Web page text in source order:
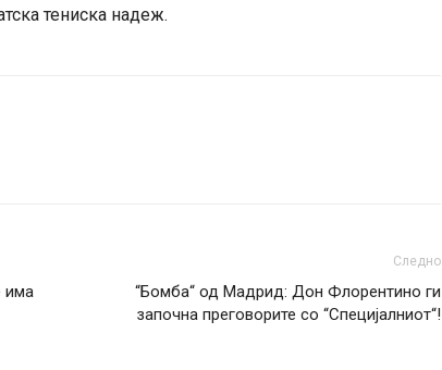
тениска надеж.
има
Следно
“Бомба“ од Мадрид: Дон Флорентино ги
започна преговорите со “Специјалниот“!